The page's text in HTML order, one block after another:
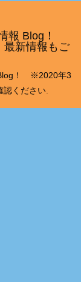
報 Blog！
新情報もご
Blog！ ※2020年3
ください.